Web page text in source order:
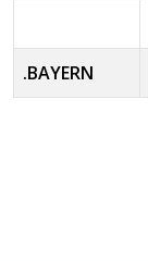
.BAYERN